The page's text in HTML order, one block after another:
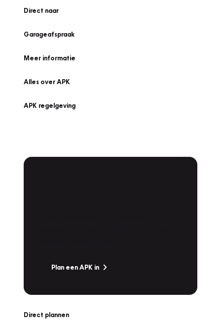
Direct naar
Garageafspraak
Meer informatie
Alles over APK
APK regelgeving
Plan een APK in
Direct plannen